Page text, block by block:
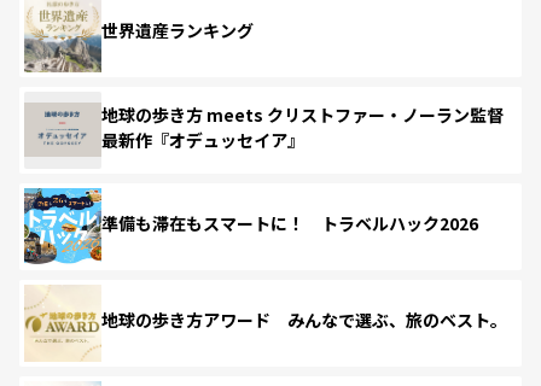
世界遺産ランキング
地球の歩き方 meets クリストファー・ノーラン監督
最新作『オデュッセイア』
準備も滞在もスマートに！ トラベルハック2026
地球の歩き方アワード みんなで選ぶ、旅のベスト。